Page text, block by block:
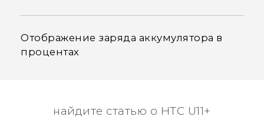
Отображение заряда аккумулятора в
процентах
найдите статью о HTC U11+